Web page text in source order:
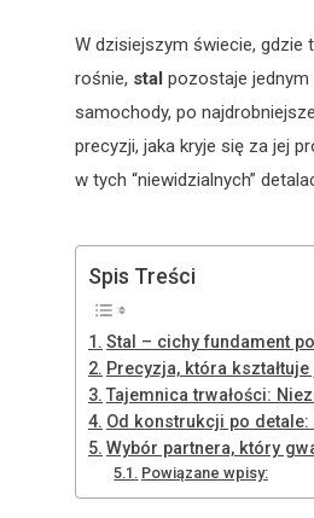
W dzisiejszym świecie, gdzie
rośnie, stal pozostaje
samochody, po
precyzji, jaka kryje się za jej
w tych “niewidzialnych”
Spis Treści
Stal – cichy fundament
Precyzja, która
Tajemnica trwałości:
Od konstrukcji po
Wybór partnera, który
Powiązane wpisy: